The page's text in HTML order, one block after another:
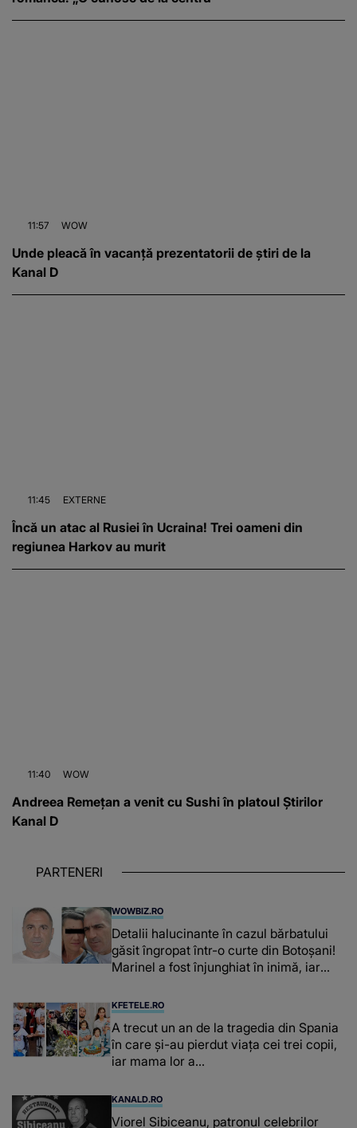
11:57 WOW
Unde pleacă în vacanță prezentatorii de știri de la
Kanal D
11:45 EXTERNE
Încă un atac al Rusiei în Ucraina! Trei oameni din
regiunea Harkov au murit
11:40 WOW
Andreea Remețan a venit cu Sushi în platoul Știrilor
Kanal D
PARTENERI
WOWBIZ.RO
Detalii halucinante în cazul bărbatului
găsit îngropat într-o curte din Botoșani!
Marinel a fost înjunghiat în inimă, iar
suspecți
KFETELE.RO
A trecut un an de la tragedia din Spania
în care și-au pierdut viața cei trei copii,
iar mama lor a…
KANALD.RO
Viorel Sibiceanu, patronul celebrilor